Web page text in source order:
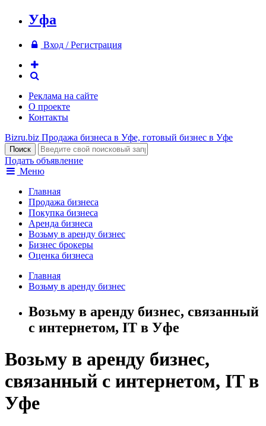
Уфа
Вход / Регистрация
Реклама на сайте
О проекте
Контакты
Bizru.biz Продажа бизнеса в Уфе, готовый бизнес в Уфе
Подать объявление
Меню
Главная
Продажа бизнеса
Покупка бизнеса
Аренда бизнеса
Возьму в аренду бизнес
Бизнес брокеры
Оценка бизнеса
Главная
Возьму в аренду бизнес
Возьму в аренду бизнес, связанный
с интернетом, IT в Уфе
Возьму в аренду бизнес,
связанный с интернетом, IT в
Уфе